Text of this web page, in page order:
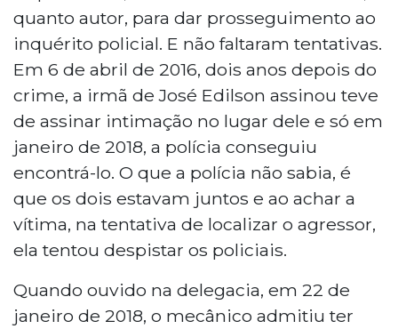
quanto autor, para dar prosseguimento ao
inquérito policial. E não faltaram tentativas.
Em 6 de abril de 2016, dois anos depois do
crime, a irmã de José Edilson assinou teve
de assinar intimação no lugar dele e só em
janeiro de 2018, a polícia conseguiu
encontrá-lo. O que a polícia não sabia, é
que os dois estavam juntos e ao achar a
vítima, na tentativa de localizar o agressor,
ela tentou despistar os policiais.
Quando ouvido na delegacia, em 22 de
janeiro de 2018, o mecânico admitiu ter